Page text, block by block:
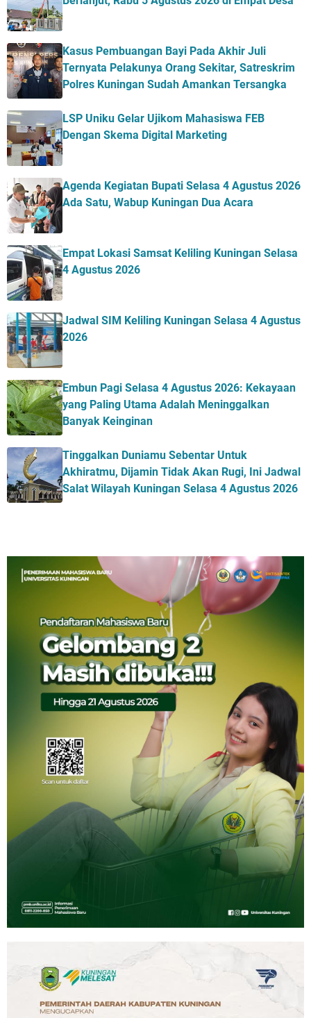
Kasus Pembuangan Bayi Pada Akhir Juli
Ternyata Pelakunya Orang Sekitar, Satreskrim
Polres Kuningan Sudah Amankan Tersangka
LSP Uniku Gelar Ujikom Mahasiswa FEB
Dengan Skema Digital Marketing
Agenda Kegiatan Bupati Selasa 4 Agustus 2026
Ada Satu, Wabup Kuningan Dua Acara
Empat Lokasi Samsat Keliling Kuningan Selasa
4 Agustus 2026
Jadwal SIM Keliling Kuningan Selasa 4 Agustus
2026
Embun Pagi Selasa 4 Agustus 2026: Kekayaan
yang Paling Utama Adalah Meninggalkan
Banyak Keinginan
Tinggalkan Duniamu Sebentar Untuk
Akhiratmu, Dijamin Tidak Akan Rugi, Ini Jadwal
Salat Wilayah Kuningan Selasa 4 Agustus 2026